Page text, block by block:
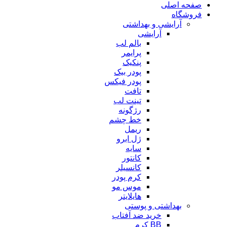
صفحه اصلی
فروشگاه
آرایشی و بهداشتی
آرایشی
بالم لب
پرایمر
پنکیک
پودر بیک
پودر فیکس
تافت
تینت لب
رژگونه
خط چشم
ریمل
ژل ابرو
سایه
کانتور
کانسیلر
کرم پودر
موس مو
هایلایتر
بهداشتی و پوستی
خرید ضد آفتاب
BB کرم